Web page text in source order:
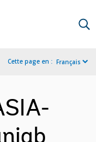
Cette page en : Français